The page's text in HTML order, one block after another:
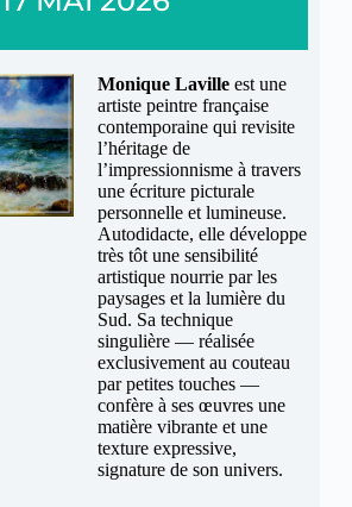
Monique Lavilleest une
artiste peintre française
contemporaine qui revisite
l’héritage de
l’impressionnisme à travers
une écriture picturale
personnelle et lumineuse.
Autodidacte, elle développe
très tôt une sensibilité
artistique nourrie par les
paysages et la lumière du
Sud. Sa technique
singulière — réalisée
exclusivement au couteau
par petites touches —
confère à ses œuvres une
matière vibrante et une
texture expressive,
signature de son univers.